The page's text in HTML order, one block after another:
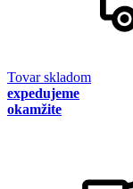
Tovar skladom
expedujeme
okamžite